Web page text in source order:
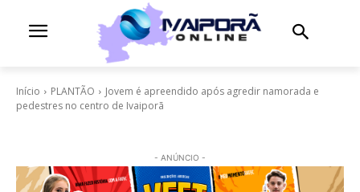
Início PLANTÃO
Jovem é apreendido após agredir namorada e
pedestres no centro de Ivaiporã
- ANÚNCIO -